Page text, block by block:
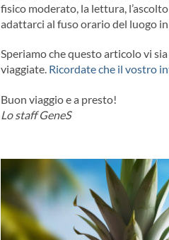
fisico moderato, la lettura,
adattarci al fuso orario del luogo
Speriamo che questo articolo vi
viaggiate. Ricordate che il vostro
Buon viaggio e a presto!
Lo staff GeneS